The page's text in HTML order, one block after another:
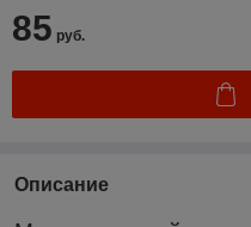
85 руб.
Описание